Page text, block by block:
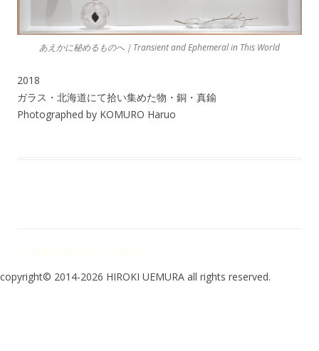
あえかに秘めるものへ｜Transient and Ephemeral in This World
2018
ガラス・北海道にて拾い集めた物・銅・真鍮
Photographed by KOMURO Haruo
copyright© 2014-2026 HIROKI UEMURA all rights reserved.